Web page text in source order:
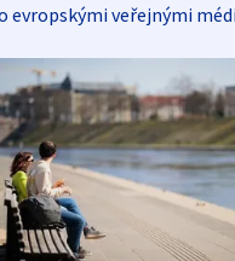
evropskými veřejnými